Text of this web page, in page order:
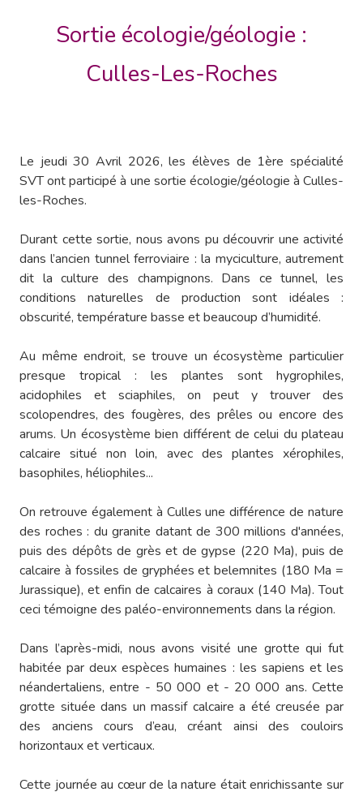
Sortie écologie/géologie :
Culles-Les-Roches
Le jeudi 30 Avril 2026, les élèves de 1ère spécialité
SVT ont participé à une sortie écologie/géologie à Culles-
les-Roches.
Durant cette sortie, nous avons pu découvrir une activité
dans l’ancien tunnel ferroviaire : la myciculture, autrement
dit la culture des champignons. Dans ce tunnel, les
conditions naturelles de production sont idéales :
obscurité, température basse et beaucoup d’humidité.
Au même endroit, se trouve un écosystème particulier
presque tropical : les plantes sont hygrophiles,
acidophiles et sciaphiles, on peut y trouver des
scolopendres, des fougères, des prêles ou encore des
arums. Un écosystème bien différent de celui du plateau
calcaire situé non loin, avec des plantes xérophiles,
basophiles, héliophiles...
On retrouve également à Culles une différence de nature
des roches : du granite datant de 300 millions d'années,
puis des dépôts de grès et de gypse (220 Ma), puis de
calcaire à fossiles de gryphées et belemnites (180 Ma =
Jurassique), et enfin de calcaires à coraux (140 Ma). Tout
ceci témoigne des paléo-environnements dans la région.
Dans l’après-midi, nous avons visité une grotte qui fut
habitée par deux espèces humaines : les sapiens et les
néandertaliens, entre - 50 000 et - 20 000 ans. Cette
grotte située dans un massif calcaire a été creusée par
des anciens cours d’eau, créant ainsi des couloirs
horizontaux et verticaux.
Cette journée au cœur de la nature était enrichissante sur